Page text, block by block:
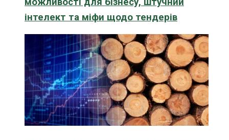
інтелект та міфи щодо тендерів